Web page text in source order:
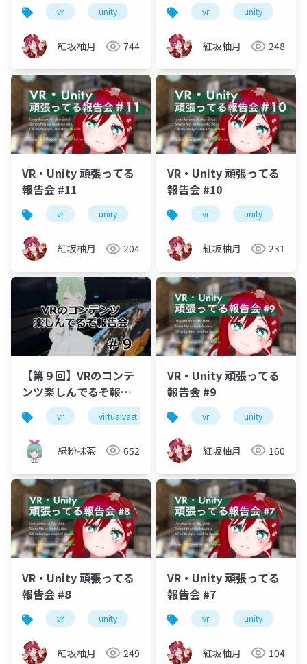
vr unity vrchat
紅坂柚月 744
vr unity
紅坂柚月 248
VR・Unity 頑張ってる
報告会 #11
vr uniry vrchat 初心者
紅坂柚月 204
VR・Unity 頑張ってる
報告会 #10
vr unity
紅坂柚月 231
【第９回】VRのコンテ
ンツ楽しんでるぞ報告
会
vr virtualvast vrchat unity
緑粉抹茶 652
VR・Unity 頑張ってる
報告会 #9
vr unity
紅坂柚月 160
VR・Unity 頑張ってる
報告会 #8
vr unity vrchat 初心者
紅坂柚月 249
VR・Unity 頑張ってる
報告会 #7
vr unity
紅坂柚月 104